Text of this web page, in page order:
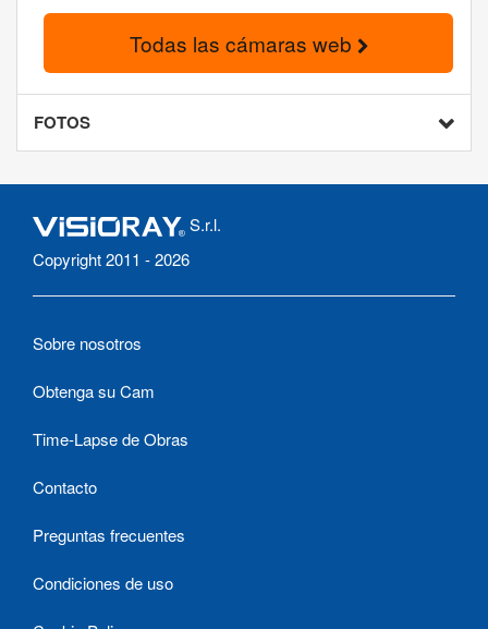
Todas las cámaras web
FOTOS
S.r.l.
Copyright 2011 - 2026
Sobre nosotros
Obtenga su Cam
Time-Lapse de Obras
Contacto
Preguntas frecuentes
Condiciones de uso